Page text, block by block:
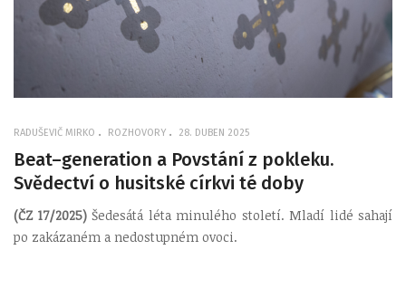
RADUŠEVIČ MIRKO ROZHOVORY 28. DUBEN 2025
Beat–generation a Povstání z pokleku.
Svědectví o husitské církvi té doby
(ČZ 17/2025)Šedesátá léta minulého století. Mladí lidé sahají
po zakázaném a nedostupném ovoci.